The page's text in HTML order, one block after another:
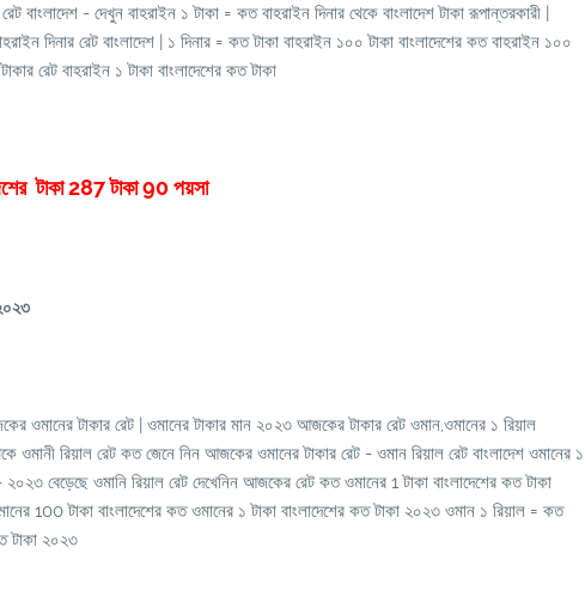
বাংলাদেশ - দেখুন বাহরাইন ১ টাকা = কত বাহরাইন দিনার থেকে বাংলাদেশ টাকা রূপান্তরকারী |
দিনার রেট বাংলাদেশ | ১ দিনার = কত টাকা বাহরাইন ১০০ টাকা বাংলাদেশের কত বাহরাইন ১০০
রেট বাহরাইন ১ টাকা বাংলাদেশের কত টাকা
টাকা 287 টাকা 90 পয়সা
ওমানের টাকার রেট | ওমানের টাকার মান ২০২৩ আজকের টাকার রেট ওমান,ওমানের ১ রিয়াল
ওমানী রিয়াল রেট কত জেনে নিন আজকের ওমানের টাকার রেট - ওমান রিয়াল রেট বাংলাদেশ ওমানের ১
বেড়েছে ওমানি রিয়াল রেট দেখেনিন আজকের রেট কত ওমানের 1 টাকা বাংলাদেশের কত টাকা
100 টাকা বাংলাদেশের কত ওমানের ১ টাকা বাংলাদেশের কত টাকা ২০২৩ ওমান ১ রিয়াল = কত
টাকা ২০২৩